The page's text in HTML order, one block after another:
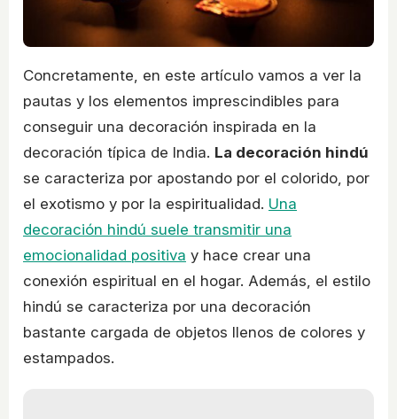
Concretamente, en este artículo vamos a ver la
pautas y los elementos imprescindibles para
conseguir una decoración inspirada en la
decoración típica de India. La decoración hindú
se caracteriza por apostando por el colorido, por
el exotismo y por la espiritualidad. Una
decoración hindú suele transmitir una
emocionalidad positiva y hace crear una
conexión espiritual en el hogar. Además, el estilo
hindú se caracteriza por una decoración
bastante cargada de objetos llenos de colores y
estampados.